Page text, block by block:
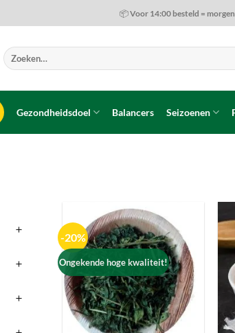
📦 Voor 14:00 besteld =
Zoeken
naar:
Gezondheidsdoel Balancers Seizoenen
-20%
Ongekende hoge kwaliteit!
Toevoegen
aan
wenslijst